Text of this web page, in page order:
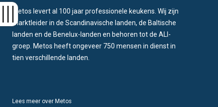
Metos levert al 100 jaar professionele keukens. Wij zijn
marktleider in de Scandinavische landen, de Baltische
landen en de Benelux-landen en behoren tot de ALI-
groep. Metos heeft ongeveer 750 mensen in dienst in
tien verschillende landen.
Lees meer over Metos